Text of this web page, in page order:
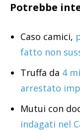
Potrebbe
Caso camici,
fatto non
Truffa da 4
arrestato
Mutui con
indagati nel